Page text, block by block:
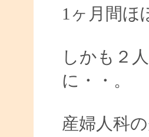
1ヶ月間ほ
しかも２
に・・。
産婦人科